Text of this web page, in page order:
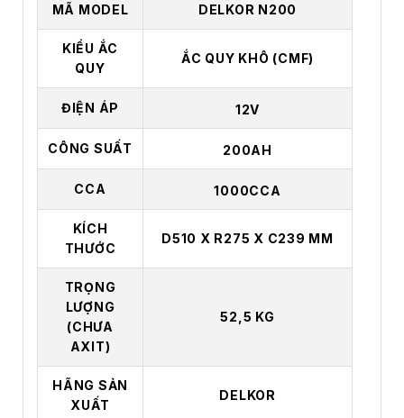
MÃ MODEL DELKOR N200
KIỂU ẮC
QUY
ẮC QUY KHÔ (CMF)
ĐIỆN ÁP 12V
CÔNG SUẤT 200AH
CCA 1000CCA
KÍCH
THƯỚC
D510 X R275 X C239 MM
TRỌNG
LƯỢNG
(CHƯA
AXIT)
52,5 KG
HÃNG SẢN
XUẤT
DELKOR